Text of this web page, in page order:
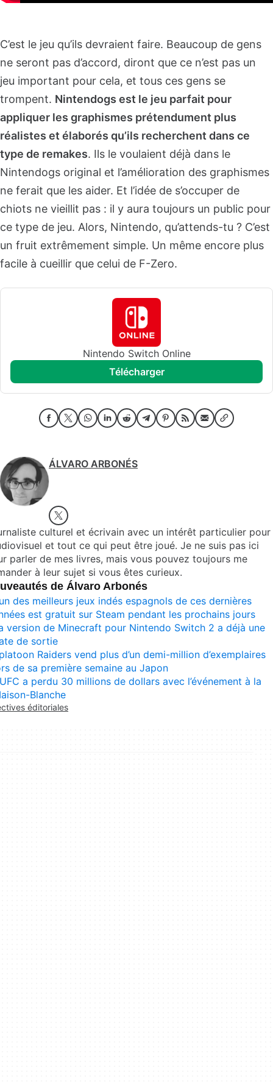
C’est le jeu qu’ils devraient faire. Beaucoup de gens
ne seront pas d’accord, diront que ce n’est pas un
jeu important pour cela, et tous ces gens se
trompent. Nintendogs est le jeu parfait pour
appliquer les graphismes prétendument plus
réalistes et élaborés qu’ils recherchent dans ce
type de remakes. Ils le voulaient déjà dans le
Nintendogs original et l’amélioration des graphismes
ne ferait que les aider. Et l’idée de s’occuper de
chiots ne vieillit pas : il y aura toujours un public pour
ce type de jeu. Alors, Nintendo, qu’attends-tu ? C’est
un fruit extrêmement simple. Un même encore plus
facile à cueillir que celui de F-Zero.
Nintendo Switch Online
télécharger
ÁLVARO ARBONÉS
culturel et écrivain avec un intérêt particulier pour
et tout ce qui peut être joué. Je ne suis pas ici
parler de mes livres, mais vous pouvez toujours me
à leur sujet si vous êtes curieux.
de Álvaro Arbonés
des meilleurs jeux indés espagnols de ces dernières
est gratuit sur Steam pendant les prochains jours
version de Minecraft pour Nintendo Switch 2 a déjà une
de sortie
Raiders vend plus d’un demi-million d’exemplaires
de sa première semaine au Japon
a perdu 30 millions de dollars avec l’événement à la
Blanche
éditoriales